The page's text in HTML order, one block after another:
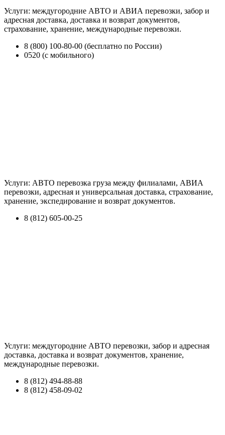
Услуги: междугородние АВТО и АВИА перевозки, забор и
адресная доставка, доставка и возврат документов,
страхование, хранение, международные перевозки.
8 (800) 100-80-00 (бесплатно по России)
0520 (с мобильного)
Услуги: АВТО перевозка груза между филиалами, АВИА
перевозки, адресная и универсальная доставка, страхование,
хранение, экспедирование и возврат документов.
8 (812) 605-00-25
Услуги: междугородние АВТО перевозки, забор и адресная
доставка, доставка и возврат документов, хранение,
международные перевозки.
8 (812) 494-88-88
8 (812) 458-09-02